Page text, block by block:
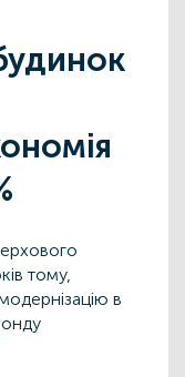
тому,
в